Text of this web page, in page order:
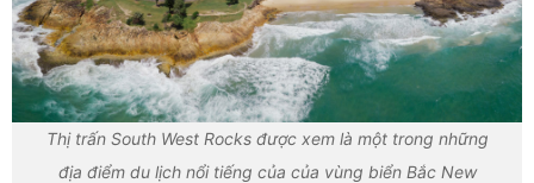
Thị trấn South West Rocks được xem là một trong những
địa điểm du lịch nổi tiếng của của vùng biển Bắc New